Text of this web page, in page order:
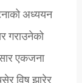
अध्ययन
गराउनेको
एकजना